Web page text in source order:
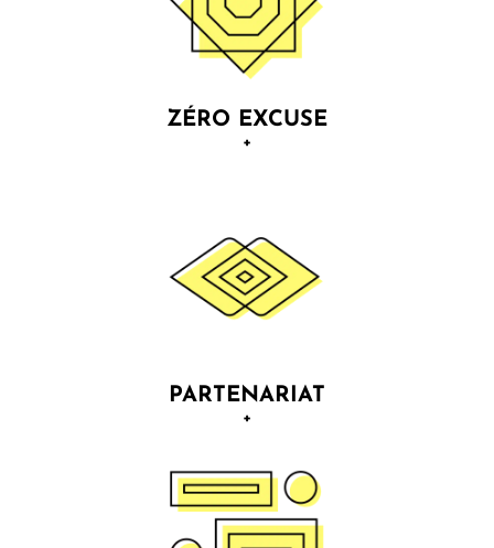
La médiocrité n’est pas une option. L'exigence
réaliste & optimiste nous oblige. Nous croyons en
vous plus que votre entourage ou que vous-mêmes.
ZÉRO EXCUSE
+
Nous sommes animées par ce que nous défendons.
Rien ne nous arrête pour paver des routes qui
mènent à la concrétisation de n/vos rêves.
PARTENARIAT
+
La co-croissance est notre moteur car votre réussite